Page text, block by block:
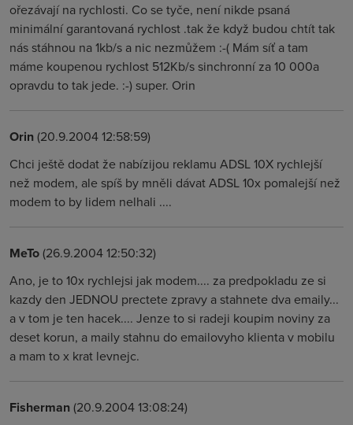
ořezávají na rychlosti. Co se tyče, není nikde psaná
minimální garantovaná rychlost .tak že když budou chtít tak
nás stáhnou na 1kb/s a nic nezmůžem :-( Mám síť a tam
máme koupenou rychlost 512Kb/s sinchronní za 10 000a
opravdu to tak jede. :-) super. Orin
Orin(20.9.2004 12:58:59)
Chci ještě dodat že nabízijou reklamu ADSL 10X rychlejší
než modem, ale spíš by mněli dávat ADSL 10x pomalejší než
modem to by lidem nelhali ....
MeTo(26.9.2004 12:50:32)
Ano, je to 10x rychlejsi jak modem.... za predpokladu ze si
kazdy den JEDNOU prectete zpravy a stahnete dva emaily...
a v tom je ten hacek.... Jenze to si radeji koupim noviny za
deset korun, a maily stahnu do emailovyho klienta v mobilu
a mam to x krat levnejc.
Fisherman(20.9.2004 13:08:24)